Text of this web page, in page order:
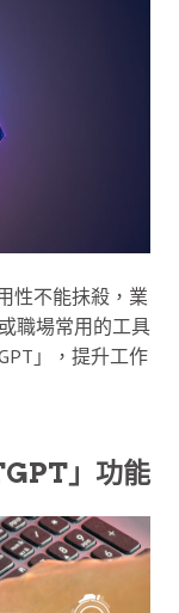
性不能抺殺，業
職場常用的工具
」，提升工作
」功能